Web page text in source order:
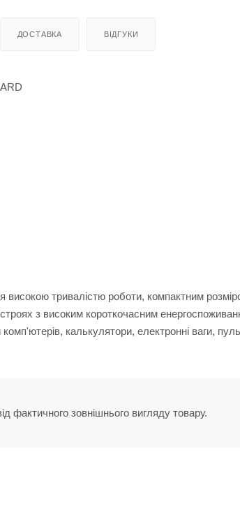
ДОСТАВКА ВІДГУКИ
високою тривалістю роботи, компактним
з високим короткочасним
калькулятори, електронні ваги,
фактичного зовнішнього вигляду товару.